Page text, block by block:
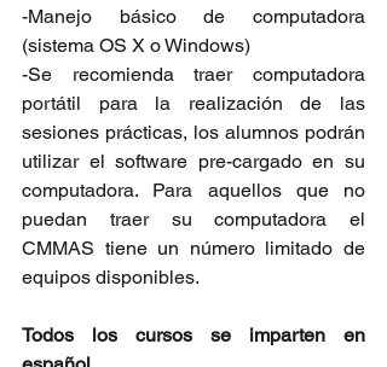
-Manejo básico de computadora
(sistema OS X o Windows)
-Se recomienda traer computadora
portátil para la realización de las
sesiones prácticas, los alumnos podrán
utilizar el software pre-cargado en su
computadora. Para aquellos que no
puedan traer su computadora el
CMMAS tiene un número limitado de
equipos disponibles.
Todos los cursos se imparten en